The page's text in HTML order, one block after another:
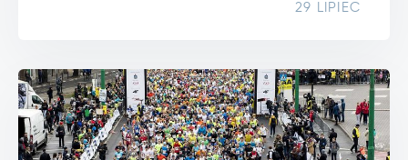
29 LIPIEC